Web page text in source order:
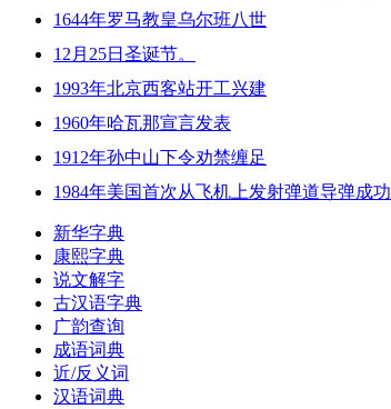
1644年罗马教皇乌尔班八世
12月25日圣诞节。
1993年北京西客站开工兴建
1960年哈瓦那宣言发表
1912年孙中山下令劝禁缠足
1984年美国首次从飞机上发射弹道导弹成功
新华字典
康熙字典
说文解字
古汉语字典
广韵查询
成语词典
近/反义词
汉语词典